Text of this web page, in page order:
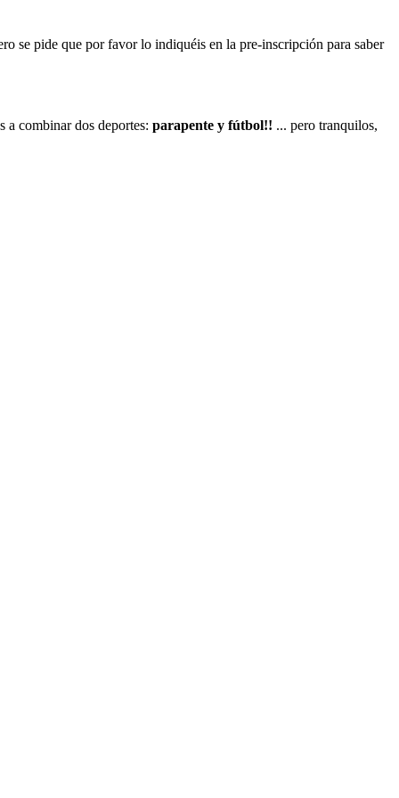
se pide que por favor lo indiquéis en la pre-inscripción para saber
a combinar dos deportes: parapente y fútbol!! ... pero tranquilos,